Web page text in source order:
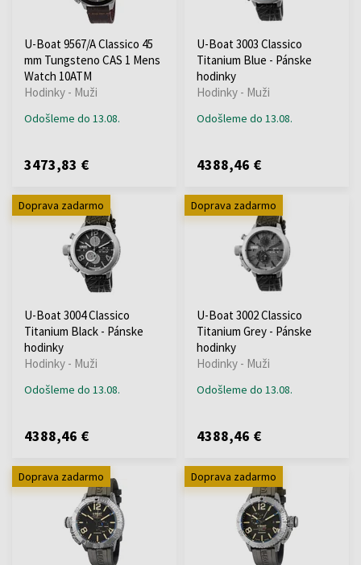
U-Boat 9567/A Classico 45
mm Tungsteno CAS 1 Mens
Watch 10ATM
Hodinky - Muži
Odošleme do 13.08.
3473,83 €
U-Boat 3003 Classico
Titanium Blue - Pánske
hodinky
Hodinky - Muži
Odošleme do 13.08.
4388,46 €
Doprava zadarmo
U-Boat 3004 Classico
Titanium Black - Pánske
hodinky
Hodinky - Muži
Odošleme do 13.08.
4388,46 €
Doprava zadarmo
U-Boat 3002 Classico
Titanium Grey - Pánske
hodinky
Hodinky - Muži
Odošleme do 13.08.
4388,46 €
Doprava zadarmo Doprava zadarmo